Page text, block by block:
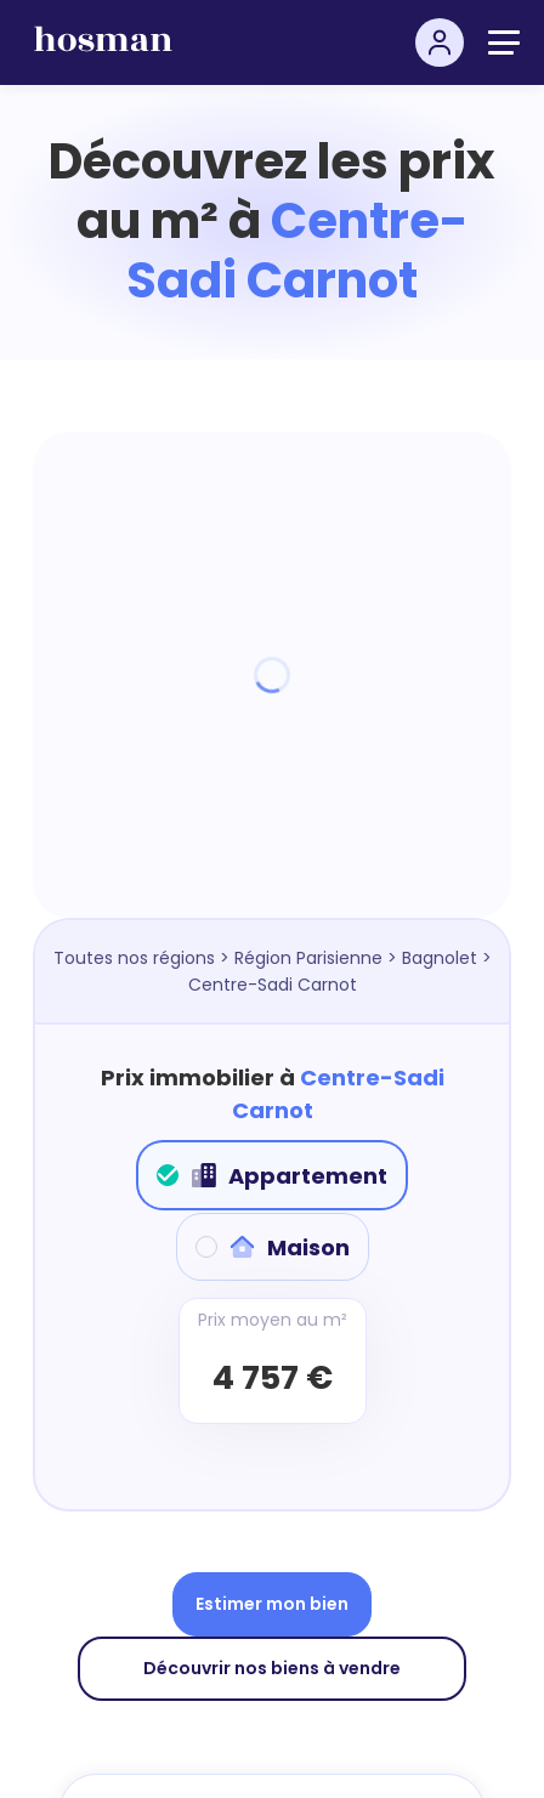
Découvrez les prix
au m² àCentre-
Sadi Carnot
Toutes nos régions > Région Parisienne > Bagnolet >
Centre-Sadi Carnot
Prix immobilier à Centre-Sadi
Carnot
Appartement
Maison
Prix moyen au m²
4 757 €
Estimer mon bien
Découvrir nos biens à vendre